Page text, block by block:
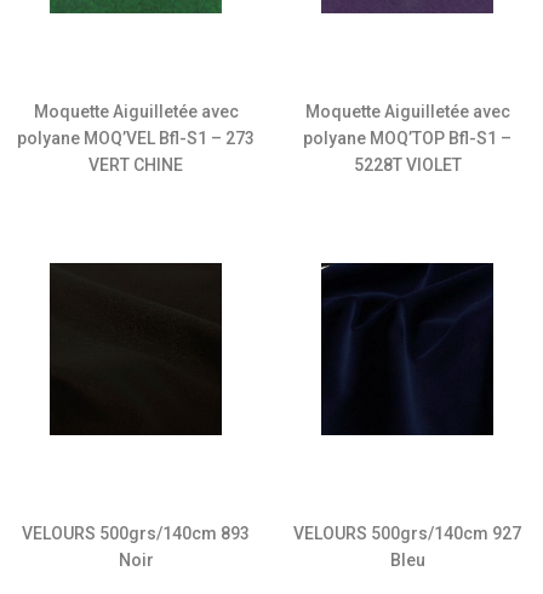
Moquette Aiguilletée avec
polyane MOQ’VEL Bfl-S1 – 273
VERT CHINE
Moquette Aiguilletée avec
polyane MOQ’TOP Bfl-S1 –
5228T VIOLET
VELOURS 500grs/140cm 893
Noir
VELOURS 500grs/140cm 927
Bleu